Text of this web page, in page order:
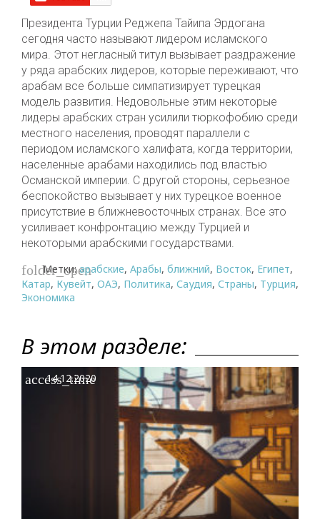
Президента Турции Реджепа Тайипа Эрдогана
сегодня часто называют лидером исламского
мира. Этот негласный титул вызывает раздражение
у ряда арабских лидеров, которые переживают, что
арабам все больше симпатизирует турецкая
модель развития. Недовольные этим некоторые
лидеры арабских стран усилили тюркофобию среди
местного населения, проводят параллели с
периодом исламского халифата, когда территории,
населенные арабами находились под властью
Османской империи. С другой стороны, серьезное
беспокойство вызывает у них турецкое военное
присутствие в ближневосточных странах. Все это
усиливает конфронтацию между Турцией и
некоторыми арабскими государствами.
folder_open
Метки:арабские, Арабы, ближний, Восток, Египет,
Катар, Кувейт, ОАЭ, Политика, Саудия, Страны, Турция,
Экономика
В этом разделе:
access_time
14.12.2020